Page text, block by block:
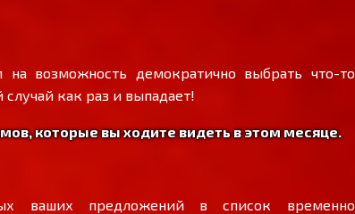
возможность демократично выбрать что-то
как раз и выпадает!
которые вы ходите видеть в этом месяце.
ваших предложений в список временно